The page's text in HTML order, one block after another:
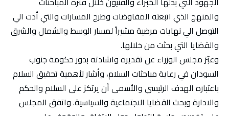
والمنهج الذي اتبعته المفاوضات وطرح المسارات والتي أدت الي
التوصل الي نهايات مرضية مشيراً لمسار الوسط والشمال والشرق
والقضايا التي بحثت من خلالها.
وعبّرَ مجلس الوزراء عن تقديره واشادته بدور حكومة جنوب
السودان في رعاية مباحثات السلام، وأشار لأهمية تحقيق السلام
باعتباره الهدف الرئيسي والأسمى أن يرتكز على السلام والحكم
والادارة وبحث القضايا الاجتماعية والسياسية. واتفق المجلس